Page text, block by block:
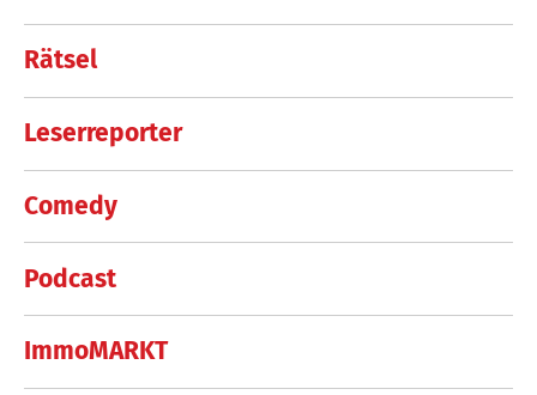
Rätsel
Leserreporter
Comedy
Podcast
ImmoMARKT